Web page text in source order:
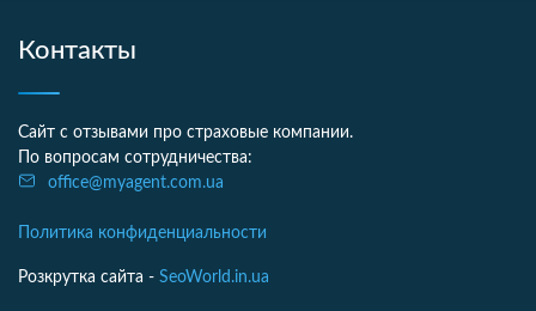
Контакты
Сайт с отзывами про страховые компании.
По вопросам сотрудничества:
office@myagent.com.ua
Политика конфиденциальности
Розкрутка сайта - SeoWorld.in.ua